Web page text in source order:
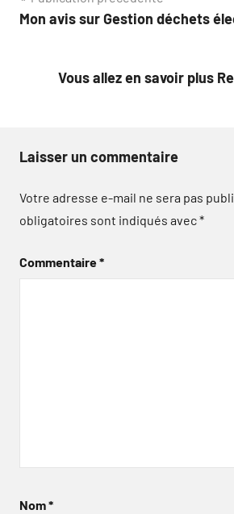
de
Mon avis sur Gestion déchets
Vous allez en savoir plus
Laisser un commentaire
Votre adresse e-mail ne sera pas
obligatoires sont indiqués avec*
Commentaire*
Nom*